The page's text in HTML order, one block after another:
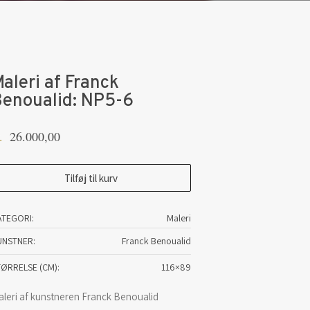
af Franck
NP5-6
26.000,00
Tilføj til kurv
Maleri
Franck Benoualid
(CM) 116×89
af kunstneren Franck Benoualid